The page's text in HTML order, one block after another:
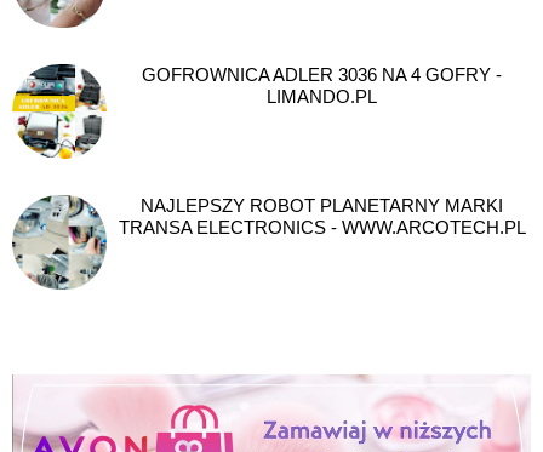
GOFROWNICA ADLER 3036 NA 4 GOFRY -
LIMANDO.PL
NAJLEPSZY ROBOT PLANETARNY MARKI
TRANSA ELECTRONICS - WWW.ARCOTECH.PL